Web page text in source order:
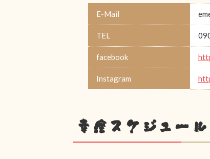
E-Mail
TEL
facebook
Instagram
幸座スケジュール